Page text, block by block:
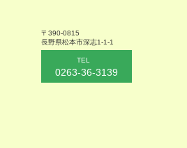
〒390-0815
長野県松本市深志1-1-1
TEL
0263-36-3139